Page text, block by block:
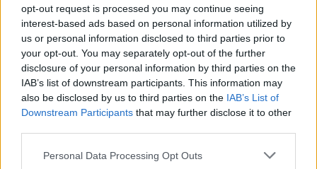
opt-out request is processed you may continue seeing
interest-based ads based on personal information utilized by
us or personal information disclosed to third parties prior to
your opt-out. You may separately opt-out of the further
disclosure of your personal information by third parties on the
IAB’s list of downstream participants. This information may
also be disclosed by us to third parties on the IAB’s List of
Downstream Participants that may further disclose it to other
Personal Data Processing Opt Outs
Susiję straipsniai